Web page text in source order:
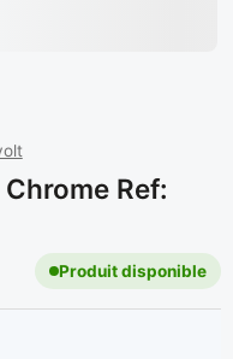
Ref:
Produit disponible